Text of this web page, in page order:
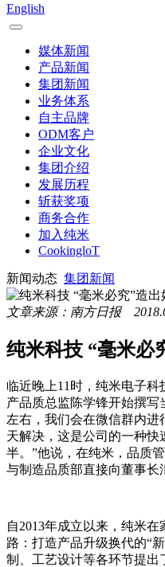
English
媒体新闻
产品新闻
集团新闻
业务体系
自主品牌
ODM客户
企业文化
集团介绍
发展历程
斩获奖项
商务合作
加入纯米
CookingloT
新闻动态 集团新闻
文章来源：南方日报
纯米科技 “毫米必
临近晚上11时，纯米电子科
产品质总监陈学锋开始撰写
左右，我们会在微信群内进
天解决，这是公司的一种
半。”他说，在纯米，品质
与制造品质部直接向董事长
自2013年成立以来，纯米
路：打造产品升级换代的“
制、工艺设计等各环节提出